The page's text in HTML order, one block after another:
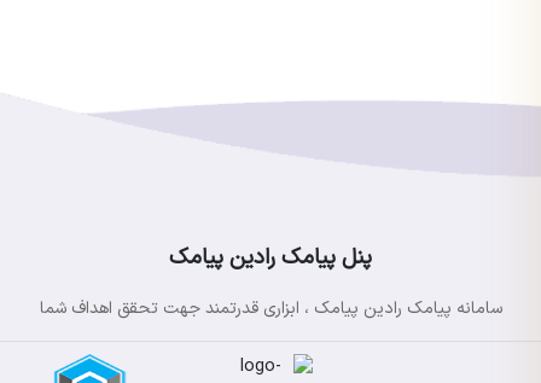
پنل پیامک رادین پیامک
سامانه پیامک رادین پیامک ، ابزاری قدرتمند جهت تحقق اهداف شما